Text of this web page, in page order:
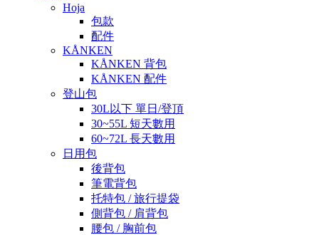
Hoja
包款
配件
KÅNKEN
KÅNKEN 背包
KÅNKEN 配件
登山包
30L以下 單日/登頂
30~55L 短天數用
60~72L 長天數用
日用包
後背包
筆電背包
托特包 / 旅行提袋
側背包 / 肩背包
腰包 / 胸前包